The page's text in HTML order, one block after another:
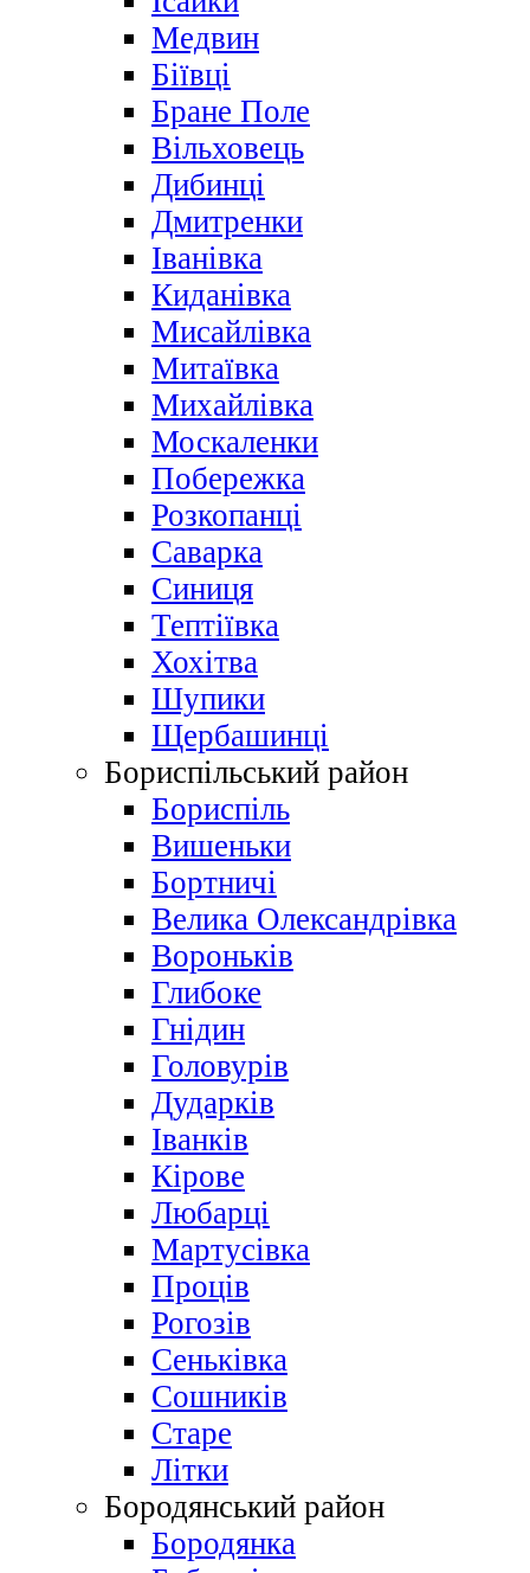
Медвин
Біївці
Бране Поле
Вільховець
Дибинці
Дмитренки
Іванівка
Киданівка
Мисайлівка
Митаївка
Михайлівка
Москаленки
Побережка
Розкопанці
Саварка
Синиця
Тептіївка
Хохітва
Шупики
Щербашинці
Бориспільський район
Бориспіль
Вишеньки
Бортничі
Велика Олександрівка
Вороньків
Глибоке
Гнідин
Головурів
Дударків
Іванків
Кірове
Любарці
Мартусівка
Проців
Рогозів
Сеньківка
Сошників
Старе
Літки
Бородянський район
Бородянка